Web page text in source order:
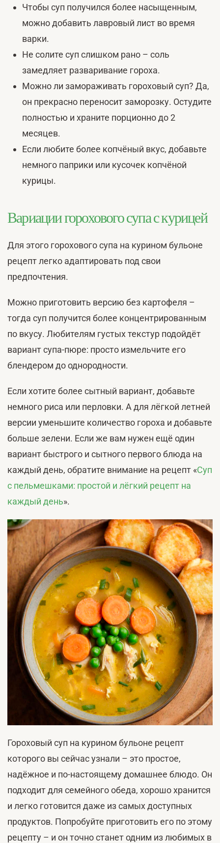
Чтобы суп получился более насыщенным,
можно добавить лавровый лист во время
варки.
Не солите суп слишком рано – соль
замедляет разваривание гороха.
Можно ли замораживать гороховый суп? Да,
он прекрасно переносит заморозку. Остудите
полностью и храните порционно до 2
месяцев.
Если любите более копчёный вкус, добавьте
немного паприки или кусочек копчёной
курицы.
Вариации горохового супа с курицей
Для этого горохового супа на курином бульоне
рецепт легко адаптировать под свои
предпочтения.
Можно приготовить версию без картофеля –
тогда суп получится более концентрированным
по вкусу. Любителям густых текстур подойдёт
вариант супа-пюре: просто измельчите его
блендером до однородности.
Если хотите более сытный вариант, добавьте
немного риса или перловки. А для лёгкой летней
версии уменьшите количество гороха и добавьте
больше зелени. Если же вам нужен ещё один
вариант быстрого и сытного первого блюда на
каждый день, обратите внимание на рецепт «Суп
с пельмешками: простой и лёгкий рецепт на
каждый день».
Гороховый суп на курином бульоне рецепт
которого вы сейчас узнали – это простое,
надёжное и по-настоящему домашнее блюдо. Он
подходит для семейного обеда, хорошо хранится
и легко готовится даже из самых доступных
продуктов. Попробуйте приготовить его по этому
рецепту – и он точно станет одним из любимых в